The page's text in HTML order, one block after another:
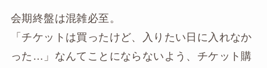
会期終盤は混雑必至。
「チケットは買ったけど、入りたい日に入れなか
った…」なんてことにならないよう、チケット購